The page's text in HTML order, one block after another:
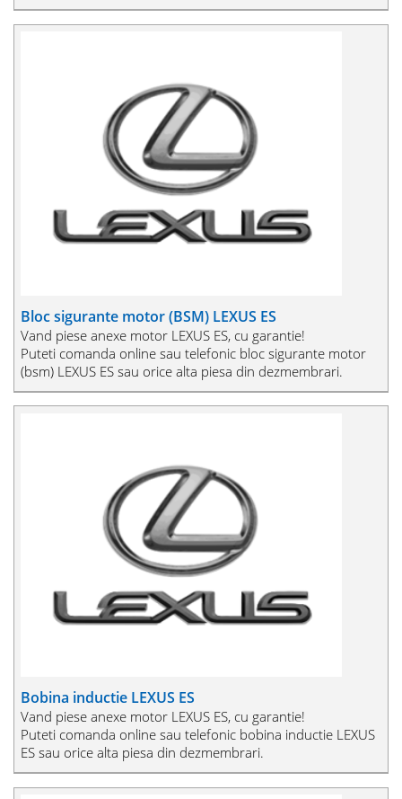
Bloc sigurante motor (BSM) LEXUS ES
Vand piese anexe motor LEXUS ES, cu garantie!
Puteti comanda online sau telefonic bloc sigurante motor
(bsm) LEXUS ES sau orice alta piesa din dezmembrari.
Bobina inductie LEXUS ES
Vand piese anexe motor LEXUS ES, cu garantie!
Puteti comanda online sau telefonic bobina inductie LEXUS
ES sau orice alta piesa din dezmembrari.